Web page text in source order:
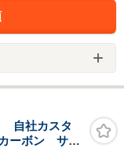
自社カスタ
ーボン サン